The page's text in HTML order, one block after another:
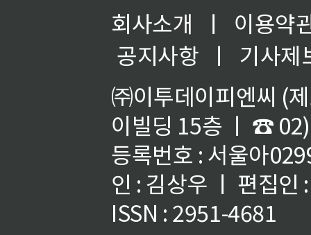
회사소개 ㅣ
이용약
공지사항
ㅣ
기사제
㈜이투데이피엔씨 (
이빌딩 15층 ㅣ ☎
등록번호 : 서울아
인 : 김상우 ㅣ 편집인
ISSN : 2951-4681